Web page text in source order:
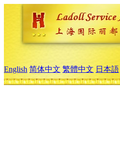
English 简体中文 繁體中文 日本語